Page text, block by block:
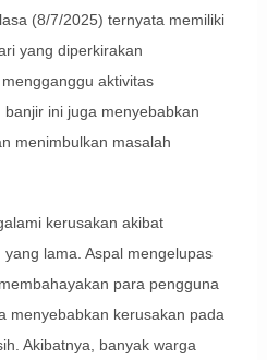
(8/7/2025) ternyata memiliki
yang diperkirakan
aktivitas
ini juga menyebabkan
menimbulkan masalah
kerusakan akibat
lama. Aspal mengelupas
para pengguna
menyebabkan kerusakan pada
Akibatnya, banyak warga